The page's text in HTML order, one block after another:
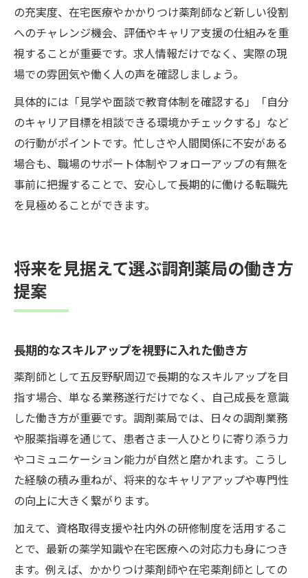
の充実度、在宅医療やかかりつけ薬剤師など新しい役割
へのチャレンジ機会、評価やキャリア支援の仕組みを重
視することが重要です。求人情報だけでなく、実際の現
場での雰囲気や働く人の声を確認しましょう。
具体的には「見学や面談で教育体制を確認する」「自分
のキャリア目標を相談できる環境かチェックする」など
の行動がポイントです。忙しさや人間関係に不安がある
場合も、職場のサポート体制やフォローアップの有無を
事前に把握することで、安心して長期的に働ける転職先
を見極めることができます。
将来を見据えて選ぶ調剤薬局の働き方
提案
長期的なスキルアップを視野に入れた働き方
薬剤師として五反野駅周辺で長期的なスキルアップを目
指す場合、単なる業務遂行だけでなく、自己成長を意識
した働き方が重要です。調剤薬局では、日々の調剤業務
や服薬指導を通じて、患者さま一人ひとりに寄り添う力
やコミュニケーション能力が自然と磨かれます。こうし
た経験の積み重ねが、将来的なキャリアアップや専門性
の向上に大きく繋がります。
加えて、資格取得支援や社内外の研修制度を活用するこ
とで、最新の薬学知識や在宅医療への対応力も身につき
ます。例えば、かかりつけ薬剤師や在宅薬剤師としての